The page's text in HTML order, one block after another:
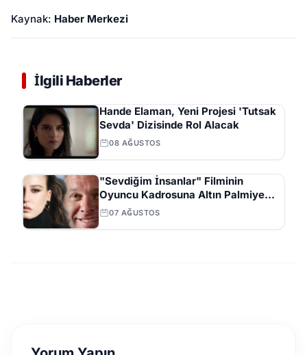
Kaynak: Haber Merkezi
İlgili Haberler
Hande Elaman, Yeni Projesi 'Tutsak
Sevda' Dizisinde Rol Alacak
08 AĞUSTOS
"Sevdiğim İnsanlar" Filminin
Oyuncu Kadrosuna Altın Palmiye
Ödüllü Vlad Ivanov Katıldı
07 AĞUSTOS